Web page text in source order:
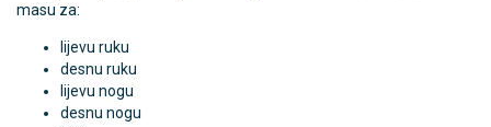
masu za:
lijevu ruku
desnu ruku
lijevu nogu
desnu nogu